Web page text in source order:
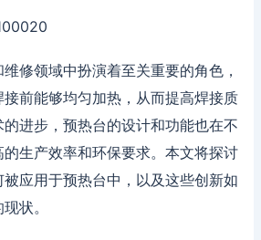
修领域中扮演着至关重要的角色，
前能够均匀加热，从而提高焊接质
进步，预热台的设计和功能也在不
生产效率和环保要求。本文将探讨
应用于预热台中，以及这些创新如
状。